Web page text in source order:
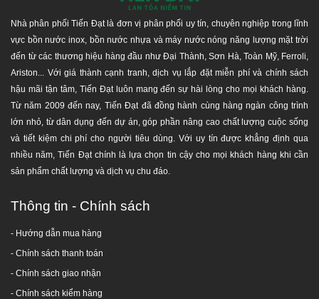
Nhà phân phối Tiến Đạt là đơn vị phân phối uy tín, chuyên nghiệp trong lĩnh
vực bồn nước inox, bồn nước nhựa và máy nước nóng năng lượng mặt trời
đến từ các thương hiệu hàng đầu như Đại Thành, Sơn Hà, Toàn Mỹ, Ferroli,
Ariston... Với giá thành cạnh tranh, dịch vụ lắp đặt miễn phí và chính sách
hậu mãi tận tâm, Tiến Đạt luôn mang đến sự hài lòng cho mọi khách hàng.
Từ năm 2009 đến nay, Tiến Đạt đã đồng hành cùng hàng ngàn công trình
lớn nhỏ, từ dân dụng đến dự án, góp phần nâng cao chất lượng cuộc sống
và tiết kiệm chi phí cho người tiêu dùng. Với uy tín được khẳng định qua
nhiều năm, Tiến Đạt chính là lựa chọn tin cậy cho mọi khách hàng khi cần
sản phẩm chất lượng và dịch vụ chu đáo.
Thông tin - Chính sách
- Hướng dẫn mua hàng
- Chính sách thanh toán
- Chính sách giao nhận
- Chính sách kiểm hàng